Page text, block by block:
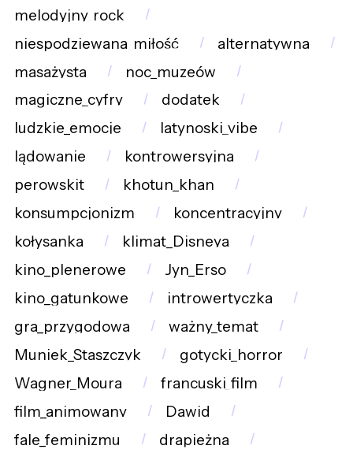
melodyjny_rock
niespodziewana_miłość
alternatywna
masażysta
noc_muzeów
magiczne_cyfry
dodatek
ludzkie_emocje
latynoski_vibe
lądowanie
kontrowersyjna
perowskit
khotun_khan
konsumpcjonizm
koncentracyjny
kołysanka
klimat_Disneya
kino_plenerowe
Jyn_Erso
kino_gatunkowe
introwertyczka
gra_przygodowa
ważny_temat
Muniek_Staszczyk
gotycki_horror
Wagner_Moura
francuski_film
film_animowany
Dawid
fale_feminizmu
drapieżna